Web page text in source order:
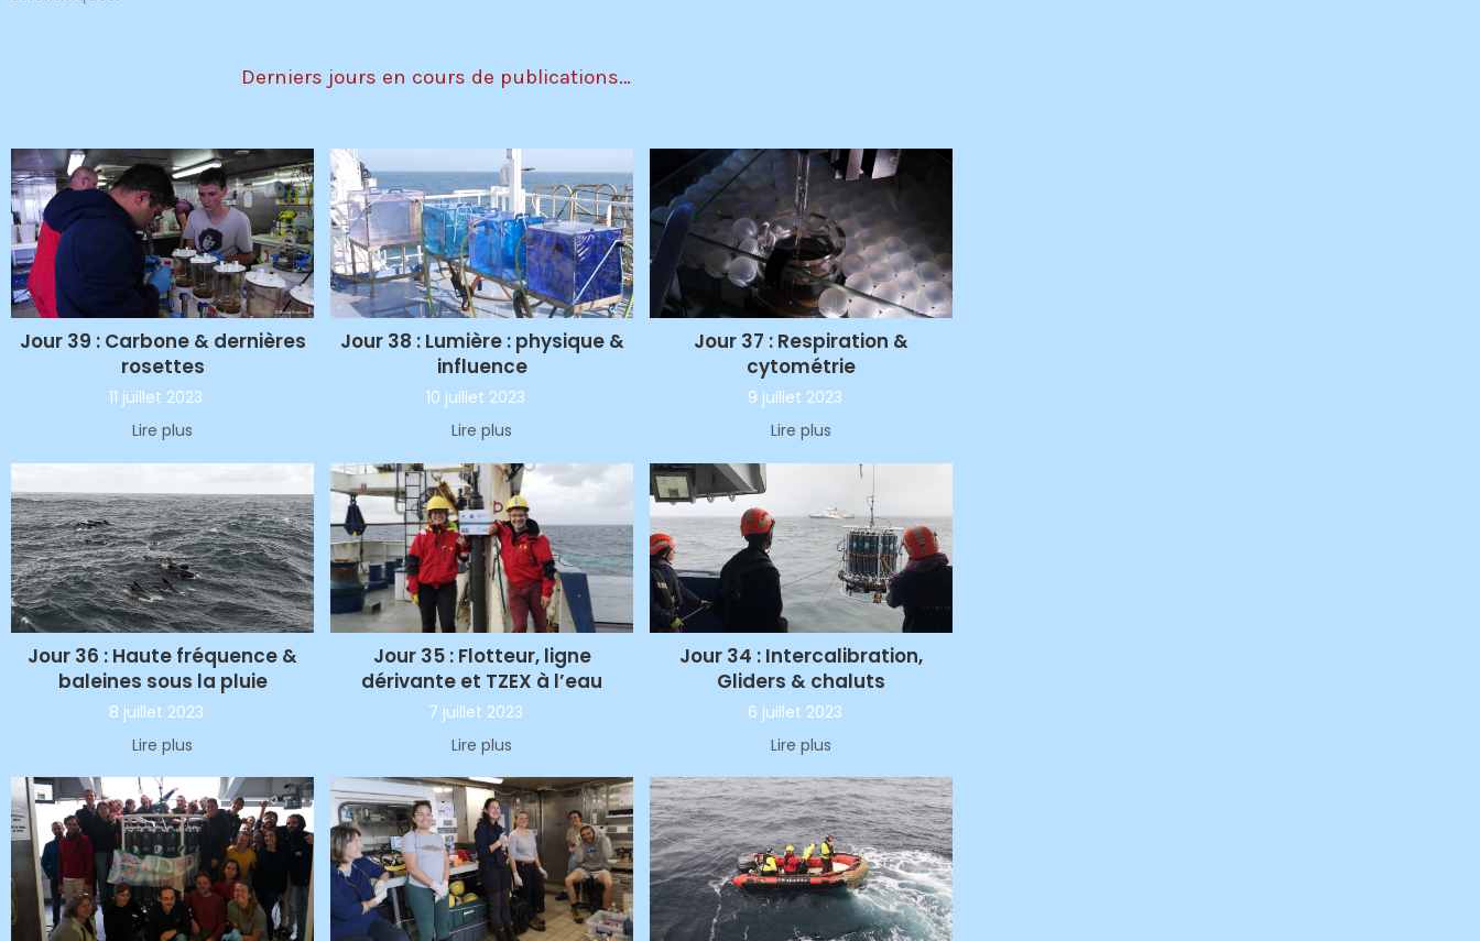
Derniers jours en cours de publications…
Jour 39 : Carbone & dernières
rosettes
11 juillet 2023
Lire plus
Jour 38 : Lumière : physique &
influence
10 juillet 2023
Lire plus
Jour 37 : Respiration &
cytométrie
9 juillet 2023
Lire plus
Jour 36 : Haute fréquence &
baleines sous la pluie
8 juillet 2023
Lire plus
Jour 35 : Flotteur, ligne
dérivante et TZEX à l’eau
7 juillet 2023
Lire plus
Jour 34 : Intercalibration,
Gliders & chaluts
6 juillet 2023
Lire plus